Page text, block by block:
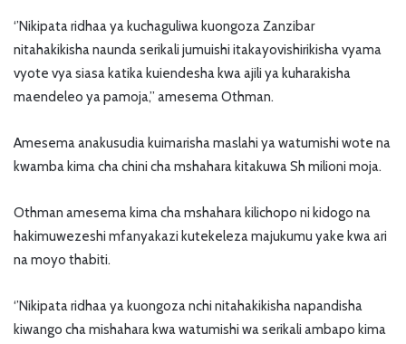
‘’Nikipata ridhaa ya kuchaguliwa kuongoza Zanzibar
nitahakikisha naunda serikali jumuishi itakayovishirikisha vyama
vyote vya siasa katika kuiendesha kwa ajili ya kuharakisha
maendeleo ya pamoja,’’ amesema Othman.
Amesema anakusudia kuimarisha maslahi ya watumishi wote na
kwamba kima cha chini cha mshahara kitakuwa Sh milioni moja.
Othman amesema kima cha mshahara kilichopo ni kidogo na
hakimuwezeshi mfanyakazi kutekeleza majukumu yake kwa ari
na moyo thabiti.
‘’Nikipata ridhaa ya kuongoza nchi nitahakikisha napandisha
kiwango cha mishahara kwa watumishi wa serikali ambapo kima